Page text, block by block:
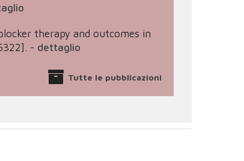
therapy and outcomes in
- dettaglio
Tutte le pubblicazioni